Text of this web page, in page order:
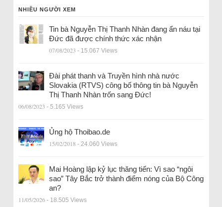
NHIỀU NGƯỜI XEM
Tin bà Nguyễn Thị Thanh Nhàn đang ẩn náu tại
Đức đã được chính thức xác nhận
07/08/2023 - 15.067 Views
Đài phát thanh và Truyền hình nhà nước
Slovakia (RTVS) công bố thông tin bà Nguyễn
Thị Thanh Nhàn trốn sang Đức!
06/08/2023 - 5.165 Views
Ủng hộ Thoibao.de
15/02/2018 - 24.060 Views
Mai Hoàng lập kỷ lục thăng tiến: Vì sao “ngôi
sao” Tây Bắc trở thành điểm nóng của Bộ Công
an?
11/05/2026 - 18.505 Views